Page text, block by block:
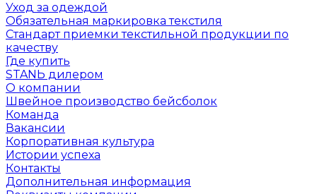
Уход за одеждой
Обязательная маркировка текстиля
Стандарт приемки текстильной продукции по
качеству
Где купить
STANЬ дилером
О компании
Швейное производство бейсболок
Команда
Вакансии
Корпоративная культура
Истории успеха
Контакты
Дополнительная информация